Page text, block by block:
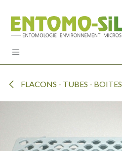
FLACONS - TUBES - BOITES